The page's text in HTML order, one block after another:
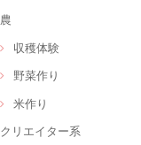
農
収穫体験
野菜作り
米作り
クリエイター系